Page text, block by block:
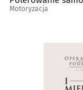
Motoryzacja